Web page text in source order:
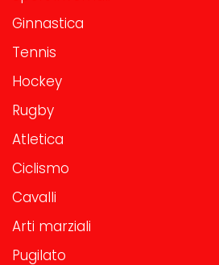
Ginnastica
Tennis
Hockey
Rugby
Atletica
Ciclismo
Cavalli
Arti marziali
Pugilato